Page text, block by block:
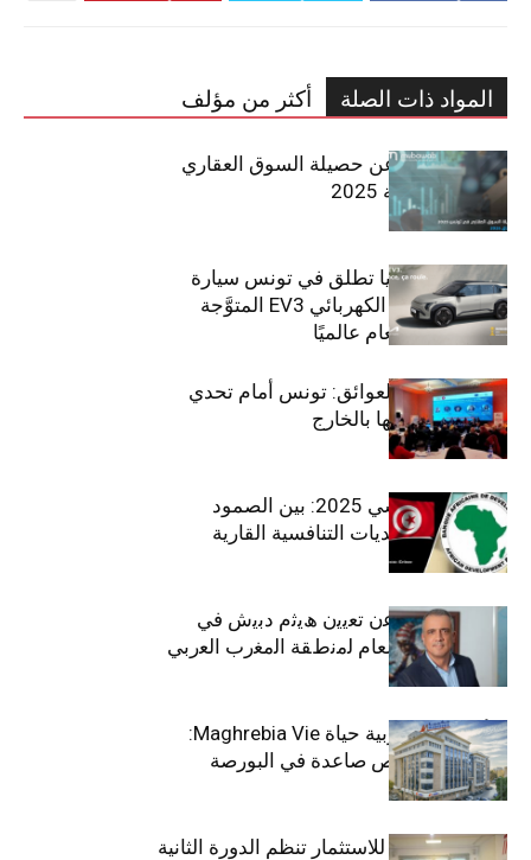
المواد ذات الصلة أكثر من مؤلف
مبوب تكشف عن حصيلة السوق العقاري
في تونس لسنة 2025
سيتي كارز – كيا تطلق في تونس سيارة
الـدفع الرباعي الكهربائي EV3 المتوَّجة
بلقب سيارة العام عالميًا
بين الطموح والعوائق: تونس أمام تحدي
استعادة كفاءاتها بالخارج
الاقتصاد التونسي 2025: بين الصمود
الاجتماعي وتحديات التنافسية القارية
ﺗﯾﺗرا ﺑﺎك ﺗﻌﻠن ﻋن ﺗﻌﯾﯾن ھﯾﺛم دﺑﯾش ﻓﻲ
ﻣﻧﺻب اﻟﻣدﯾر اﻟﻌﺎم ﻟﻣﻧطﻘﺔ اﻟﻣﻐرب اﻟﻌرﺑﻲ
وﻏرب أﻓرﯾﻘﯾﺎ
التأمينات المغربية حياة Maghrebia Vie:
فاعل رائد بفرص صاعدة في البورصة
(+34.8%)
الهيئة التونسية للاستثمار تنظم الدورة الثانية